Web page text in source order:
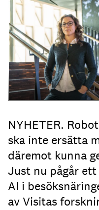
Professor Kristina Palm
Dylan Calluy / Unsplash
NYHETER.
ska inte ersätta
däremot kunna
Just nu pågår
AI i
av Visitas